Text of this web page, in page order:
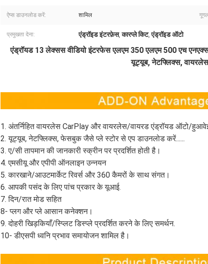
ऐप्स डाउनलोड करें: शामिल
प्रमुखता देना: एंड्रॉइड इंटरफ़ेस,कारप्ले किट,एंड्रॉइड ऑटो
एंड्रॉयड 13 लेक्सस वीडियो इंटरफेस एलएम 350 एलएम 500 एच
यूट्यूब, नेटफ्लिक्स,
1. अंतर्निहित वायरलेस CarPlay और वायरलेस/वायरड एंड्रॉयड ऑटो/हुआवेई
2. यूट्यूब, नेटफ्लिक्स, फेसबुक जैसे प्ले स्टोर से एप डाउनलोड करें......
3. ए/सी तापमान की जानकारी स्क्रीन पर प्रदर्शित होती है।
4. एमसीयू और एपीपी ऑनलाइन उन्नयन
5. कारखाने/आउटमार्केट रिवर्स और 360 कैमरों के साथ संगत।
6. आपकी पसंद के लिए पांच प्रकार के यूआई.
7. दिन/रात मोड सहित
8- प्लग और प्ले आसान कनेक्शन।
9. दोहरी खिड़कियाँ/स्प्लिट डिस्प्ले प्रदर्शित करने के लिए समर्थन.
10- डीएसपी ध्वनि प्रभाव समायोजन शामिल है।